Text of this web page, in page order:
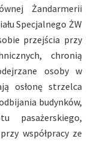
Żandarmerii
Specjalnego ŻW
przejścia przy
chronią
osoby w
osłonę strzelca
budynków,
pasażerskiego,
współpracy ze